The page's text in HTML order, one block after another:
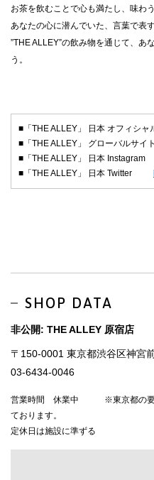
お茶を飲むことで心も満たし、味わ
あなたの心に潜んでいた、言葉で表
”THE ALLEY”の飲み物を通じて、あ
う。
■「THE ALLEY」 日本 オフィシ
■「THE ALLEY」 グローバルサ
■「THE ALLEY」 日本
■「THE ALLEY」 日本 Twitter
SHOP DATA
非公開: THE ALLEY 原宿店
〒150-0001 東京都渋谷区神宮
03-6434-0046
営業時間 休業中 ※東京都の要請
ております。
定休日は施設に準ずる